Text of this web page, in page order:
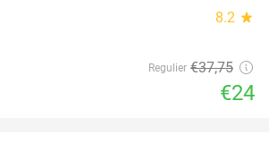
8.2 star
Regulier €37,75
€24